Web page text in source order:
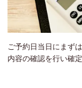
ご予約日当日にまず
内容の確認を行い確